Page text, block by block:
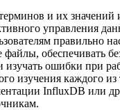
и их значений
управления
правильно
обеспечивать
изучать ошибки при
изучения каждого из
InfluxDB или